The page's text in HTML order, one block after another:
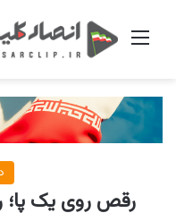
منو
رقص روی یک پا؛